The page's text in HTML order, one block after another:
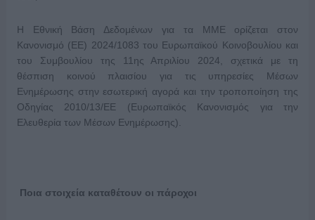
Η Εθνική Βάση Δεδομένων για τα ΜΜΕ ορίζεται στον
Κανονισμό (ΕΕ) 2024/1083 του Ευρωπαϊκού Κοινοβουλίου και
του Συμβουλίου της 11ης Απριλίου 2024, σχετικά με τη
θέσπιση κοινού πλαισίου για τις υπηρεσίες Μέσων
Ενημέρωσης στην εσωτερική αγορά και την τροποποίηση της
Οδηγίας 2010/13/ΕΕ (Ευρωπαϊκός Κανονισμός για την
Ελευθερία των Μέσων Ενημέρωσης).
Ποια στοιχεία καταθέτουν οι πάροχοι